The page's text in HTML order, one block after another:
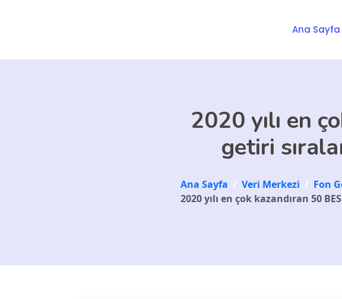
Ana Sayfa
2020 yılı en
getiri
Ana Sayfa / Veri Merkezi / Fon
2020 yılı en çok kazandıran 50